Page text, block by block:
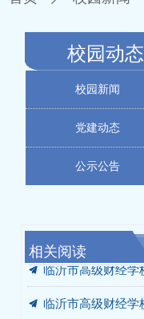
校园新闻
党建动态
公示公告
校园动态
相关阅读
끔 竞争性磋商公告
끔
끔
끔
끔
끔
끔
끔
끔
끔
끔
끔
끔
끔
끔
끔
끔